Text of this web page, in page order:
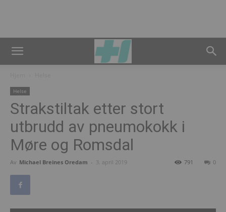
Helse
Strakstiltak etter stort
utbrudd av pneumokokk i
Møre og Romsdal
Av Michael Breines Oredam - 3. april 2019 0
791